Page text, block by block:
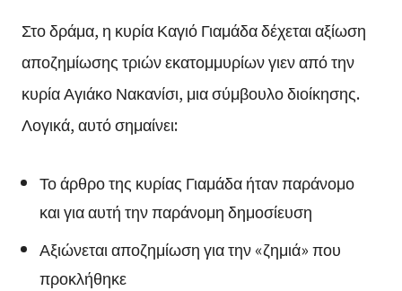
Στο δράμα, η κυρία Καγιό Γιαμάδα δέχεται αξίωση
αποζημίωσης τριών εκατομμυρίων γιεν από την
κυρία Αγιάκο Νακανίσι, μια σύμβουλο διοίκησης.
Λογικά, αυτό σημαίνει:
Το άρθρο της κυρίας Γιαμάδα ήταν παράνομο
και για αυτή την παράνομη δημοσίευση
Αξιώνεται αποζημίωση για την «ζημιά» που
προκλήθηκε